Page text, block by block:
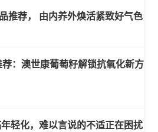
推荐， 由内养外焕活紧致好气色
：澳世康葡萄籽解锁抗氧化新方
轻化，难以言说的不适正在困扰